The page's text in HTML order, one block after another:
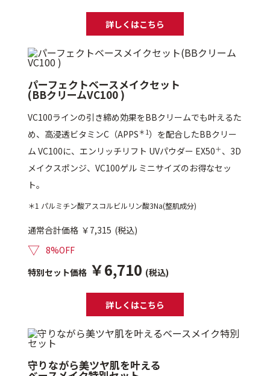
お悩みから探す TOP
ベストコスメ受賞商品
メイク・ボディ・ヘアケア
キャンペーン情報
通販限定商品
詳しくはこちら
パーフェクトベースメイクセット
(BBクリームVC100 )
VC100ラインの引き締め効果をBBクリームでも叶えるた
め、高浸透ビタミンC（APPS ＊1）を配合したBBクリー
ム VC100に、エンリッチリフト UVパウダー EX50＋ 、3D
メイクスポンジ、VC100ゲル ミニサイズのお得なセッ
ト。
＊1 パルミチン酸アスコルビルリン酸3Na(整肌成分)
通常合計価格 ￥7,315 (税込)
▽ 8%OFF
特別セット価格 ￥6,710 (税込)
詳しくはこちら
守りながら美ツヤ肌を叶える